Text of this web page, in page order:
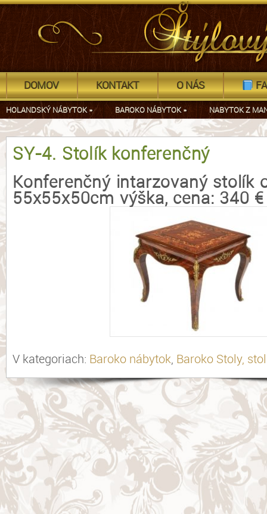
DOMOV KONTAKT O NÁS
HOLANDSKÝ NÁBYTOK» BAROKO NÁBYTOK» NABYTOK Z
SY-4. Stolík konferenčný
Konferenčný intarzovaný stolík
55x55x50cm výška, cena: 340 €
V kategoriach: Baroko nábytok Baroko Stoly,